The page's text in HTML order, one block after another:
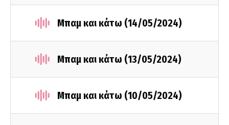
Μπαμ και κάτω (14/05/2024)
Μπαμ και κάτω (13/05/2024)
Mπαμ και κάτω (10/05/2024)